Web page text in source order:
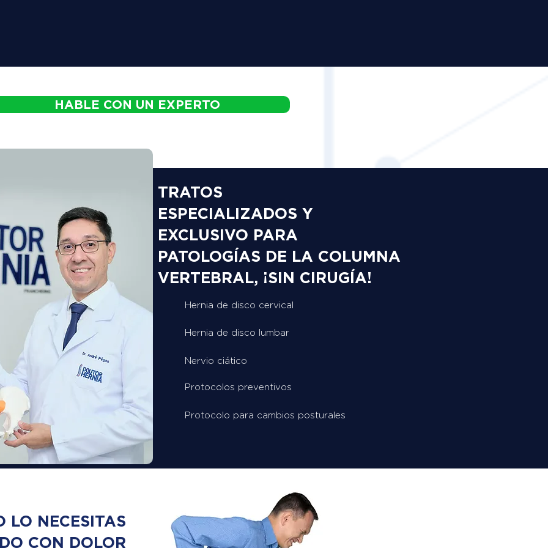
HABLE CON UN EXPERTO
LO NECESITAS
CON DOLOR
TRATOS
ESPECIALIZADOS Y
EXCLUSIVO PARA
PATOLOGÍAS DE LA COLUMNA
VERTEBRAL, ¡SIN CIRUGÍA!
Hernia de disco cervical
Hernia de disco lumbar
Nervio ciático
Protocolos preventivos
Protocolo para cambios posturales